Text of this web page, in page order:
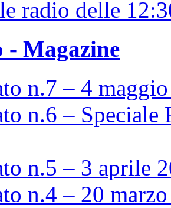
radio delle
- Magazine
n.7 – 4
n.6 – Speciale
n.5 – 3 aprile
n.4 – 20